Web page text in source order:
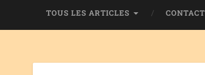
TOUS LES ARTICLES CONTACT